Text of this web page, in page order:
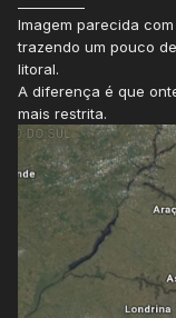
Aqui na capital do
mas há
casa dos 23°C.
Imagem parecida
trazendo um pouco
litoral.
A diferença é que
mais restrita.